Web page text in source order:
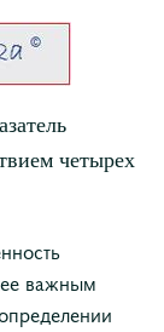
четырех
важным